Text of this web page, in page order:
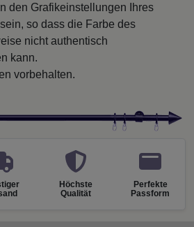
den Grafikeinstellungen Ihres
so dass die Farbe des
nicht authentisch
kann.
vorbehalten.
Höchste
Qualität
Perfekte
Passform